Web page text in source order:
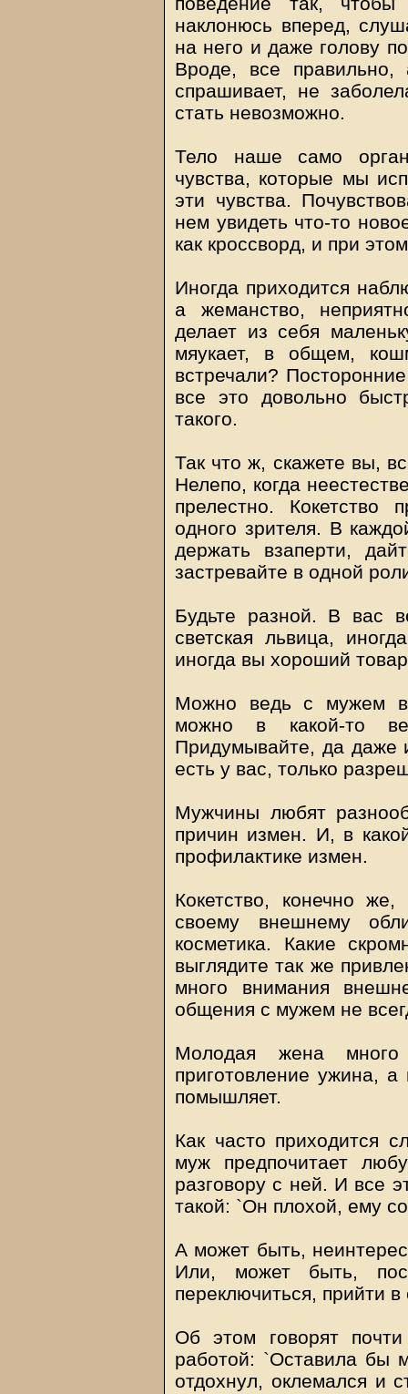
наклонюсь вперед,
на него и даже голову
Вроде, все правильно,
спрашивает, не
стать невозможно.
Тело наше само
чувства, которые мы
эти чувства.
нем увидеть что-то
как кроссворд, и при
Иногда приходится
а жеманство,
делает из себя
мяукает, в общем,
встречали?
все это довольно
такого.
Так что ж, скажете вы,
Нелепо, когда
прелестно. Кокетство
одного зрителя. В
держать взаперти,
застревайте в одной
Будьте разной. В вас
светская львица,
иногда вы хороший
Можно ведь с мужем
можно в какой-то
Придумывайте, да даже
есть у вас, только
Мужчины любят
причин измен. И, в
профилактике измен.
Кокетство, конечно же,
своему внешнему
косметика. Какие
выглядите так же
много внимания
общения с мужем не
Молодая жена
приготовление ужина,
помышляет.
Как часто приходится
муж предпочитает
разговору с ней. И все
такой: `Он плохой, ему
А может быть,
Или, может быть,
переключиться, прийти в
Об этом говорят
работой: `Оставила бы
отдохнул, оклемался и